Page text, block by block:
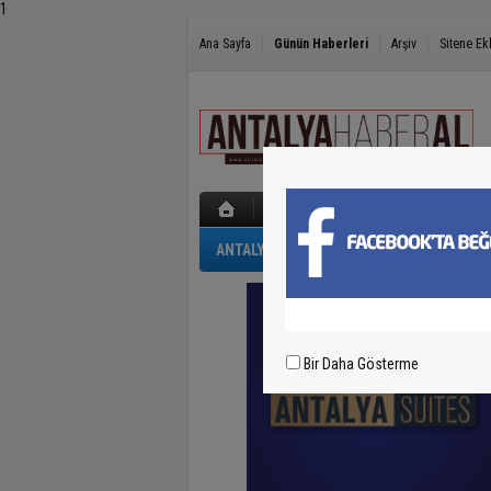
1
Ana Sayfa Günün Haberleri Arşiv Sitene
ANTALYA GÜNCEL POLİS-ADLİYE
Bir Daha Gösterme